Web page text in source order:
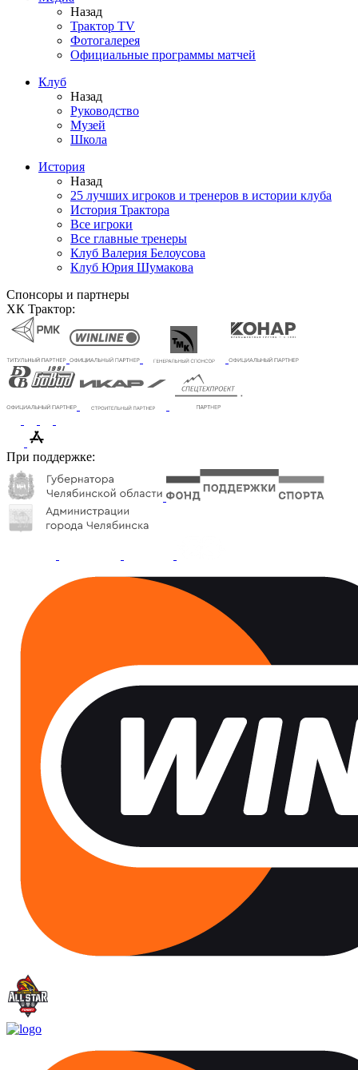
Назад
Трактор TV
Фотогалерея
Официальные программы матчей
Клуб
Назад
Руководство
Музей
Школа
История
Назад
25 лучших игроков и тренеров в истории клуба
История Трактора
Все игроки
Все главные тренеры
Клуб Валерия Белоусова
Клуб Юрия Шумакова
Спонсоры и партнеры
ХК Трактор:
При поддержке: